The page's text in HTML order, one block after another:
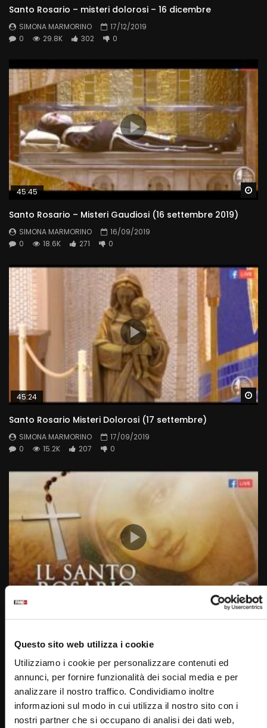
Questo sito web utilizza i cookie
Utilizziamo i cookie per personalizzare contenuti ed
annunci, per fornire funzionalità dei social media e per
analizzare il nostro traffico. Condividiamo inoltre
informazioni sul modo in cui utilizza il nostro sito con i
nostri partner che si occupano di analisi dei dati web,
Santo Rosario – misteri dolorosi – 16 dicembre
SIMONA MARMORINO
17/12/2019
0
29.8K 302 0
45:45
Santo Rosario – Misteri Gaudiosi (16 settembre 2019)
SIMONA MARMORINO
16/09/2019
0
18.6K 271 0
45:24
Santo Rosario Misteri Dolorosi (17 settembre)
SIMONA MARMORINO
17/09/2019
0
15.2K 207 0
36:33
SIMONA MARMORINO
15/09/2019